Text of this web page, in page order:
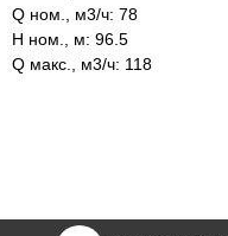
Q ном., м3/ч: 78
H ном., м: 96.5
Q макс., м3/ч: 118